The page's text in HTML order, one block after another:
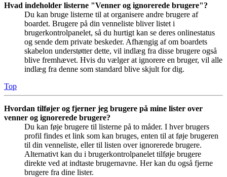
Hvad indeholder listerne "Venner og ignorerede brugere"?
Du kan bruge listerne til at organisere andre brugere af
boardet. Brugere på din venneliste bliver listet i
brugerkontrolpanelet, så du hurtigt kan se deres onlinestatus
og sende dem private beskeder. Afhængig af om boardets
skabelon understøtter dette, vil indlæg fra disse brugere også
blive fremhævet. Hvis du vælger at ignorere en bruger, vil alle
indlæg fra denne som standard blive skjult for dig.
Top
Hvordan tilføjer og fjerner jeg brugere på mine lister over
venner og ignorerede brugere?
Du kan føje brugere til listerne på to måder. I hver brugers
profil findes et link som kan bruges, enten til at føje brugeren
til din venneliste, eller til listen over ignorerede brugere.
Alternativt kan du i brugerkontrolpanelet tilføje brugere
direkte ved at indtaste brugernavne. Her kan du også fjerne
brugere fra dine lister.